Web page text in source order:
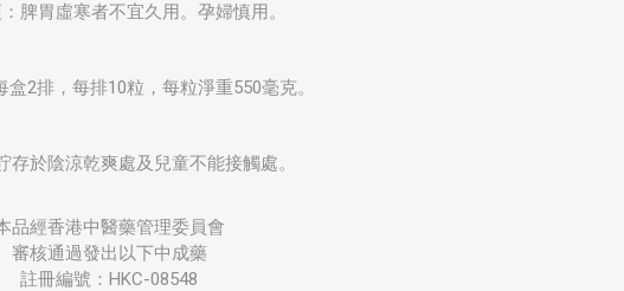
脾胃虛寒者不宜久用。孕婦慎用。
盒2排，每排10粒，每粒淨重550毫克。
存於陰涼乾爽處及兒童不能接觸處。
品經香港中醫藥管理委員會
審核通過發出以下中成藥
註冊編號：HKC-08548